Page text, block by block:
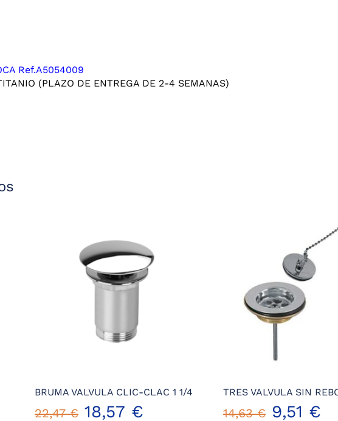
Ref.A5054009
(PLAZO DE ENTREGA DE 2-4 SEMANAS)
BRUMA VALVULA CLIC-CLAC 1 1/4
22,47€ 18,57 €
TRES VALVULA SIN
14,63€ El
9,51 €